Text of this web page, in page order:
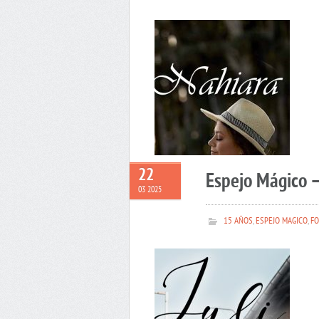
22
03 2025 Espejo Mágico
15 AÑOS,ESPEJO MAGICO,